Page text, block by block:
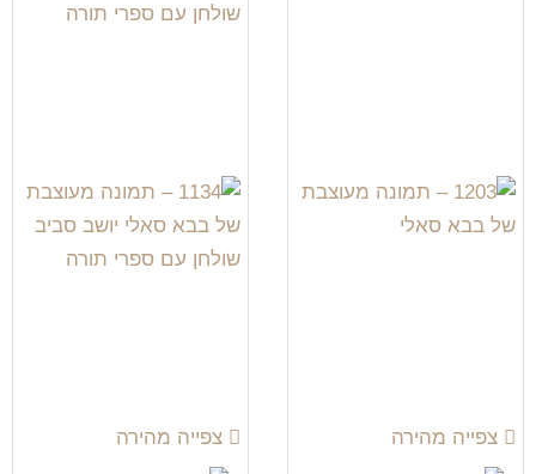
צפייה מהירה צפייה מהירה